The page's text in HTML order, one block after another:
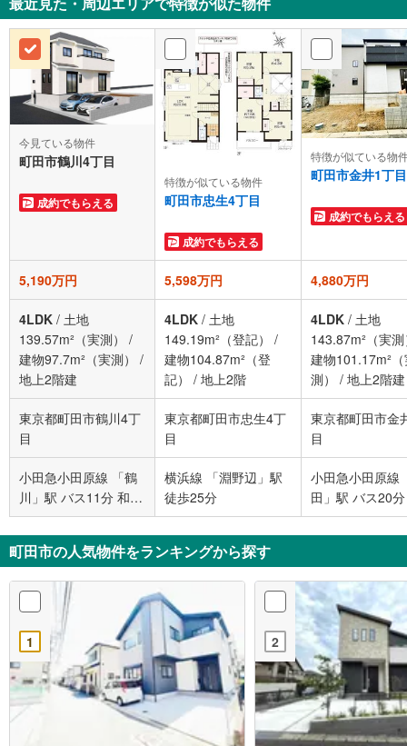
今見ている物件
町田市鶴川4丁目
成約でもらえる
特徴が似ている物件
町田市忠生4丁目
成約でもらえる
特徴が似ている物
町田市金井1丁目
成約でもらえる
5,190万円 5,598万円 4,880万円
4LDK / 土地
139.57m²（実測）
/
建物97.7m²（実測）
/
地上2階建
4LDK / 土地
149.19m²（登記）
/
建物104.87m²（登
記）
/ 地上2階
4LDK / 土地
143.87m²（実
建物101.17m²
測）
/ 地上2階建
東京都町田市鶴川4丁
目
東京都町田市忠生4丁
目
東京都町田市金
目
小田急小田原線 「鶴
川」駅 バス11分 和光
学園 バス停下車 徒歩
2分
横浜線 「淵野辺」駅
徒歩25分
小田急小田原線
田」駅 バス20
池 バス停下車
分
町田市の人気物件をランキングから探す
1 2